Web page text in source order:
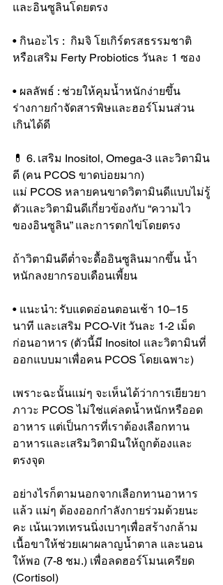
และอินซูลินโดยตรง
• กินอะไร :  กิมจิ โยเกิร์ตรสธรรมชาติ
หรือเสริม Ferty Probiotics วันละ 1 ซอง
• ผลลัพธ์ : ช่วยให้คุมน้ำหนักง่ายขึ้น
ร่างกายกำจัดสารพิษและฮอร์โมนส่วน
เกินได้ดี
💊 6. เสริม Inositol, Omega-3 และวิตามิน
ดี (คน PCOS ขาดบ่อยมาก)
แม่ PCOS หลายคนขาดวิตามินดีแบบไม่รู้
ตัวและวิตามินดีเกี่ยวข้องกับ “ความไว
ของอินซูลิน” และการตกไข่โดยตรง
ถ้าวิตามินดีต่ำจะดื้ออินซูลินมากขึ้น น้ำ
หนักลงยากรอบเดือนเพี้ยน
• แนะนำ: รับแดดอ่อนตอนเช้า 10–15
นาที และเสริม PCO-Vit วันละ 1-2 เม็ด
ก่อนอาหาร (ตัวนี้มี Inositol และวิตามินที่
ออกแบบมาเพื่อคน PCOS โดยเฉพาะ)
เพราะฉะนั้นแม่ๆ จะเห็นได้ว่าการเยียวยา
ภาวะ PCOS ไม่ใช่แค่ลดน้ำหนักหรืออด
อาหาร แต่เป็นการที่เราต้องเลือกทาน
อาหารและเสริมวิตามินให้ถูกต้องและ
ตรงจุด
อย่างไรก็ตามนอกจากเลือกทานอาหาร
แล้ว แม่ๆ ต้องออกกำลังกายร่วมด้วยนะ
คะ เน้นเวทเทรนนิ่งเบาๆเพื่อสร้างกล้าม
เนื้อขาให้ช่วยเผาผลาญน้ำตาล และนอน
ให้พอ (7-8 ชม.) เพื่อลดฮอร์โมนเครียด
(Cortisol)